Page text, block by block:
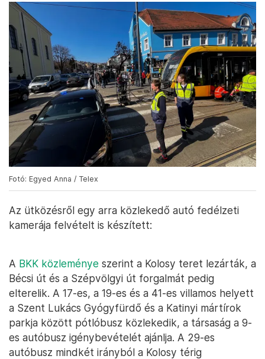
Fotó: Egyed Anna / Telex
Az ütközésről egy arra közlekedő autó fedélzeti
kamerája felvételt is készített:
A BKK közleménye szerint a Kolosy teret lezárták, a
Bécsi út és a Szépvölgyi út forgalmát pedig
elterelik. A 17-es, a 19-es és a 41-es villamos helyett
a Szent Lukács Gyógyfürdő és a Katinyi mártírok
parkja között pótlóbusz közlekedik, a társaság a 9-
es autóbusz igénybevételét ajánlja. A 29-es
autóbusz mindkét irányból a Kolosy térig